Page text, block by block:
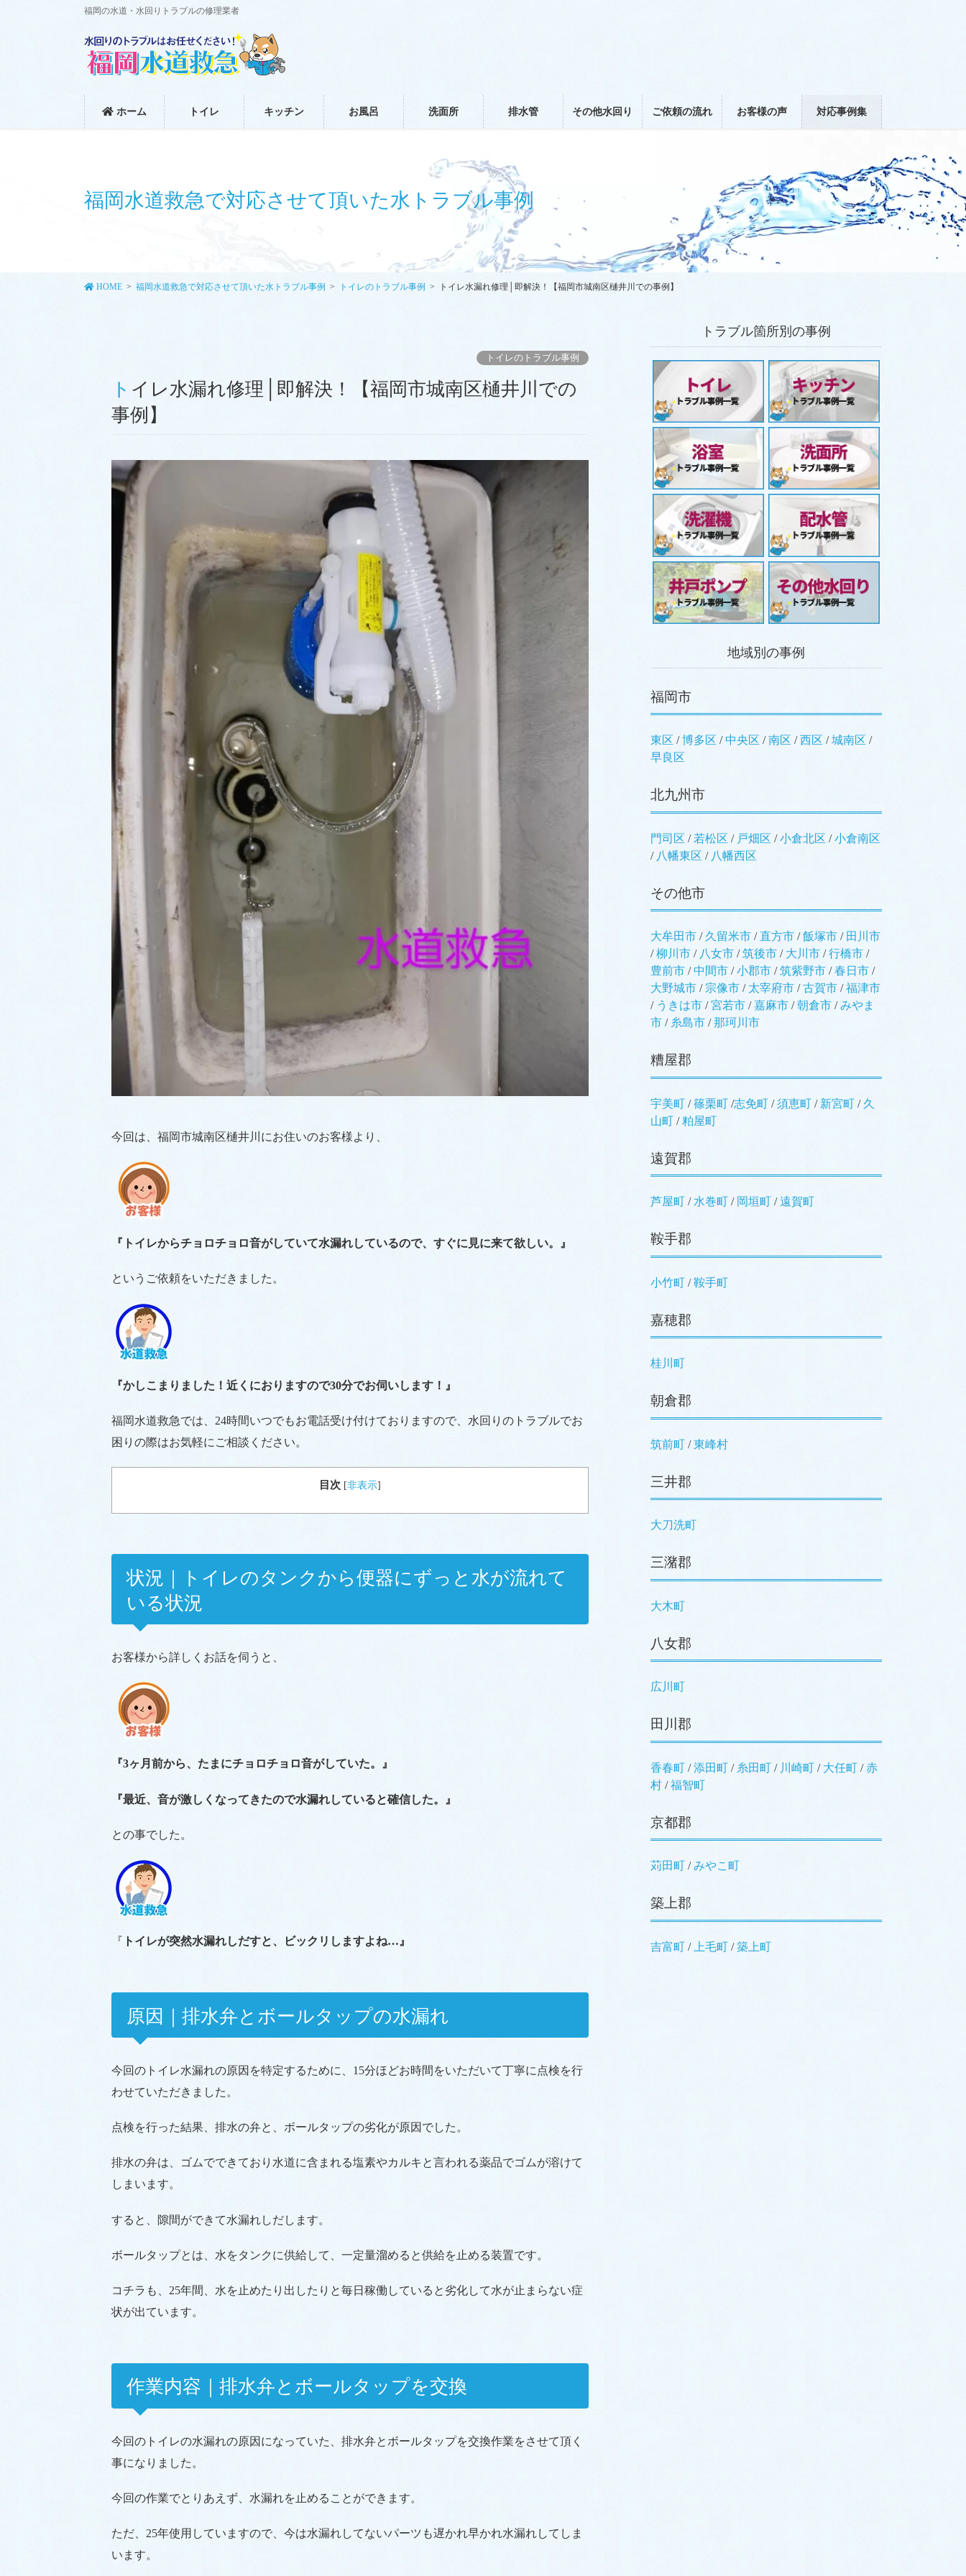
福岡の水道・水回りトラブルの修理業者
ホーム トイレ キッチン お風呂 洗面所 排水管 その他水回り ご依頼の流れ お客様の声 対応事例集
福岡水道救急で対応させて頂いた水トラブル事例
HOME 福岡水道救急で対応させて頂いた水トラブル事例 トイレのトラブル事例 トイレ水漏れ修理│即解決！【福岡市城南区樋井川での事例】
トイレのトラブル事例
トイレ水漏れ修理│即解決！【福岡市城南区樋井川での
事例】
今回は、福岡市城南区樋井川にお住いのお客様より、
『トイレからチョロチョロ音がしていて水漏れしているので、すぐに見に来て欲しい。』
というご依頼をいただきました。
『かしこまりました！近くにおりますので30分でお伺いします！』
福岡水道救急では、24時間いつでもお電話受け付けておりますので、水回りのトラブルでお
困りの際はお気軽にご相談ください。
目次 [非表示]
状況｜トイレのタンクから便器にずっと水が流れて
いる状況
お客様から詳しくお話を伺うと、
『3ヶ月前から、たまにチョロチョロ音がしていた。』
『最近、音が激しくなってきたので水漏れしていると確信した。』
との事でした。
『 トイレが突然水漏れしだすと、ビックリしますよね…』
原因｜排水弁とボールタップの水漏れ
今回のトイレ水漏れの原因を特定するために、15分ほどお時間をいただいて丁寧に点検を行
わせていただきました。
点検を行った結果、排水の弁と、ボールタップの劣化が原因でした。
排水の弁は、ゴムでできており水道に含まれる塩素やカルキと言われる薬品でゴムが溶けて
しまいます。
すると、隙間ができて水漏れしだします。
ボールタップとは、水をタンクに供給して、一定量溜めると供給を止める装置です。
コチラも、25年間、水を止めたり出したりと毎日稼働していると劣化して水が止まらない症
状が出ています。
作業内容｜排水弁とボールタップを交換
今回のトイレの水漏れの原因になっていた、排水弁とボールタップを交換作業をさせて頂く
事になりました。
今回の作業でとりあえず、水漏れを止めることができます。
ただ、25年使用していますので、今は水漏れしてないパーツも遅かれ早かれ水漏れしてしま
います。
トラブル箇所別の事例
地域別の事例
福岡市
東区 /博多区 /中央区 /南区 /西区 /城南区 /
早良区
北九州市
門司区 / 若松区 / 戸畑区 /小倉北区 /小倉南区
/ 八幡東区 / 八幡西区
その他市
大牟田市 / 久留米市 /直方市 /飯塚市 / 田川市
/柳川市 / 八女市 /筑後市 / 大川市 /行橋市 /
豊前市 /中間市 /小郡市 /筑紫野市 /春日市 /
大野城市 / 宗像市 / 太宰府市 /古賀市 /福津市
/ うきは市 /宮若市 /嘉麻市 /朝倉市 /みやま
市 / 糸島市 /那珂川市
糟屋郡
宇美町 /篠栗町 /志免町 /須恵町 / 新宮町 / 久
山町 /粕屋町
遠賀郡
芦屋町 / 水巻町 / 岡垣町 /遠賀町
鞍手郡
小竹町 /鞍手町
嘉穂郡
桂川町
朝倉郡
筑前町 /東峰村
三井郡
大刀洗町
三潴郡
大木町
八女郡
広川町
田川郡
香春町 /添田町 / 糸田町 / 川崎町 / 大任町 /赤
村 /福智町
京都郡
苅田町 /みやこ町
築上郡
吉富町 / 上毛町 /築上町